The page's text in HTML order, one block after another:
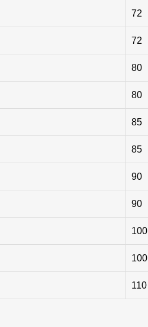
72
72
80
80
85
85
90
90
100
100
110